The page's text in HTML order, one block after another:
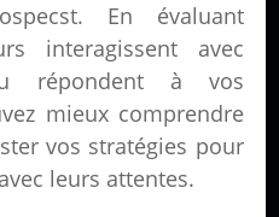
En évaluant
interagissent avec
répondent à vos
mieux comprendre
vos stratégies pour
leurs attentes.